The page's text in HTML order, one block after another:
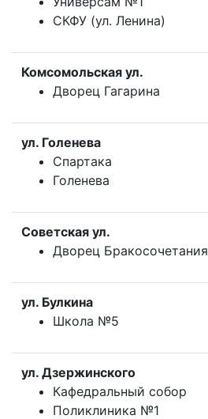
СКФУ (ул. Ленина)
Комсомольская ул.
Дворец Гагарина
ул. Голенева
Спартака
Голенева
Советская ул.
Дворец Бракосочетания
ул. Булкина
Школа №5
ул. Дзержинского
Кафедральный собор
Поликлиника №1